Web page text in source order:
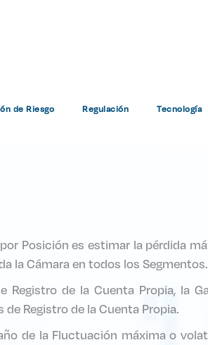
de Riesgo Regulación Tecnología
de Cálculo
Posición es estimar la pérdida
la Cámara en todos los Segmentos.
de la Cuenta Propia, la
Registro de la Cuenta Propia.
de la Fluctuación máxima o